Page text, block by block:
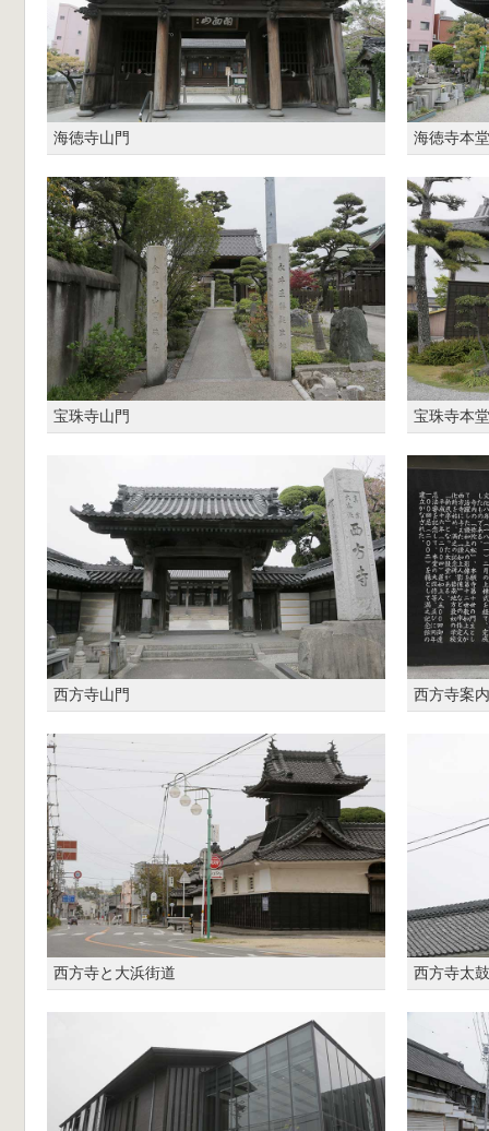
海徳寺山門 海徳寺本堂
宝珠寺山門 宝珠寺本堂
西方寺山門 西方寺案
西方寺と大浜街道 西方寺太